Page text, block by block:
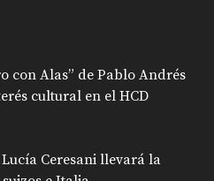
con Alas” de Pablo Andrés
cultural en el HCD
Ceresani llevará la